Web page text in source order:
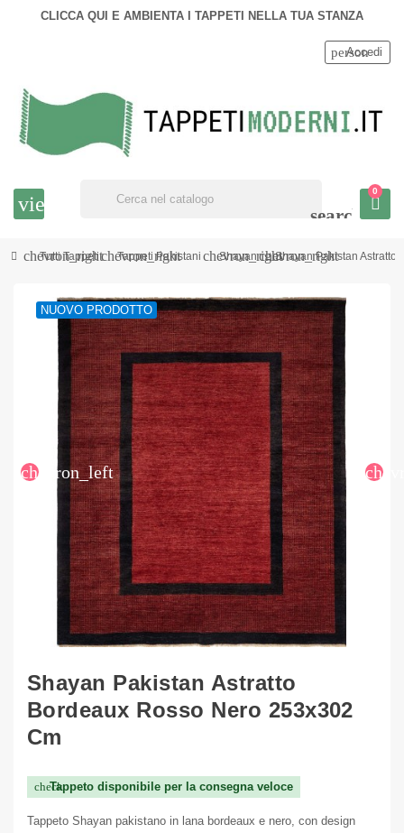
CLICCA QUI E AMBIENTA I TAPPETI NELLA TUA STANZA
view_headline search
person
Accedi
0
chevron_right
Tutti Tappeti chevron_right
Tappeti Pakistani chevron_right
Shayanchevron_right
Shayan Pakistan Astratto
chevron_left
NUOVO PRODOTTO
Shayan Pakistan Astratto
Bordeaux Rosso Nero 253x302
Cm
check
Tappeto disponibile per la consegna veloce
Tappeto Shayan pakistano in lana bordeaux e nero, con design